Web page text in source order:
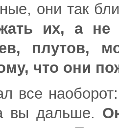
они так
их, а не
плутов,
что они
все
вы дальше.